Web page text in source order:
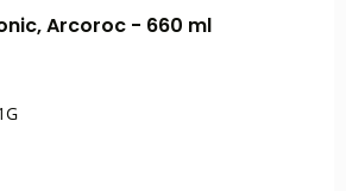
Arcoroc - 660 ml